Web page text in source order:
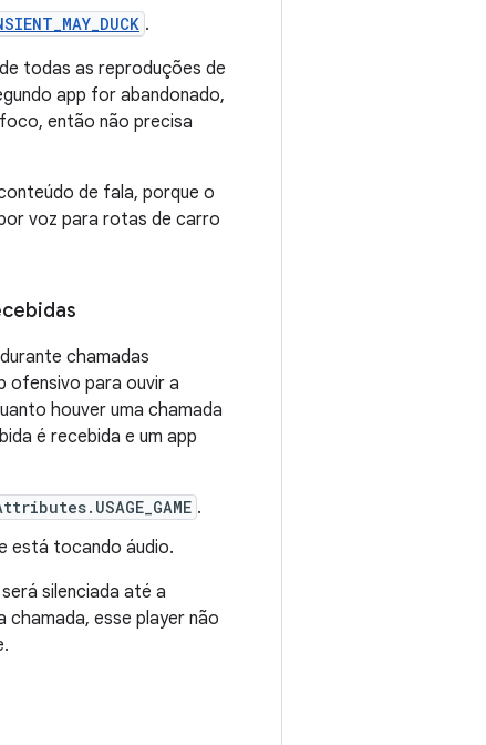
.
todas as reproduções de
app for abandonado,
então não precisa
de fala, porque o
voz para rotas de carro
chamadas
ofensivo para ouvir a
houver uma chamada
é recebida e um app
.
está tocando áudio.
silenciada até a
esse player não